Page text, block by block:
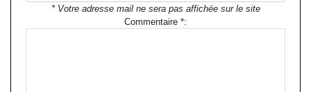
* Votre adresse mail ne sera pas affichée sur le site
Commentaire *: